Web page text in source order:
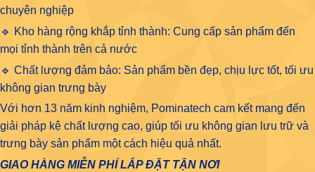
chuyên nghiệp
🔹 Kho hàng rộng khắp tỉnh thành: Cung cấp sản phẩm đến
mọi tỉnh thành trên cả nước
🔹 Chất lượng đảm bảo: Sản phẩm bền đẹp, chịu lực tốt, tối ưu
không gian trưng bày
Với hơn 13 năm kinh nghiệm, Pominatech cam kết mang đến
giải pháp kệ chất lượng cao, giúp tối ưu không gian lưu trữ và
trưng bày sản phẩm một cách hiệu quả nhất.
GIAO HÀNG MIỄN PHÍ LẮP ĐẶT TẬN NƠI